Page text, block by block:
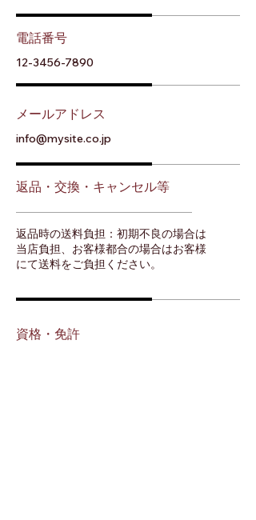
電話番号
12-3456-7890
メールアドレス
info@mysite.co.jp
返品・交換・キャンセル等
返品時の送料負担：初期不良の場合は
当店負担、お客様都合の場合はお客様
にて送料をご負担ください。
資格・免許